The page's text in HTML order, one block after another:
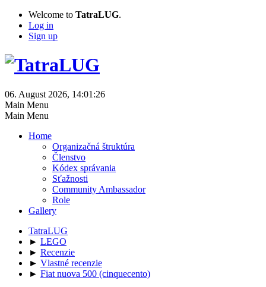
Welcome to TatraLUG.
Log in
Sign up
06. August 2026, 14:01:26
Main Menu
Main Menu
Home
Organizačná štruktúra
Členstvo
Kódex správania
Sťažnosti
Community Ambassador
Role
Gallery
TatraLUG
► LEGO
► Recenzie
► Vlastné recenzie
► Fiat nuova 500 (cinquecento)